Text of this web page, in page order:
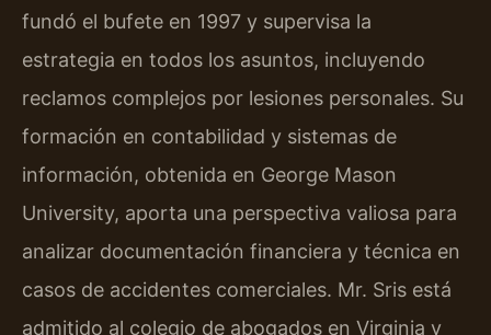
fundó el bufete en 1997 y supervisa la
estrategia en todos los asuntos, incluyendo
reclamos complejos por lesiones personales. Su
formación en contabilidad y sistemas de
información, obtenida en George Mason
University, aporta una perspectiva valiosa para
analizar documentación financiera y técnica en
casos de accidentes comerciales. Mr. Sris está
admitido al colegio de abogados en Virginia y